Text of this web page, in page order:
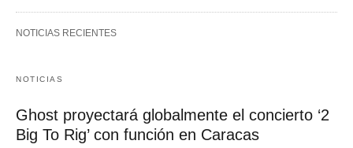
NOTICIAS RECIENTES
NOTICIAS
Ghost proyectará globalmente el concierto ‘2
Big To Rig’ con función en Caracas